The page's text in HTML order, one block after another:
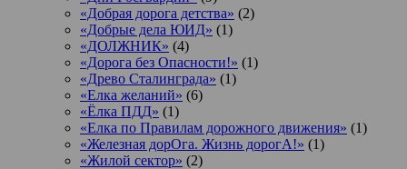
«Добрая дорога детства» (2)
«Добрые дела ЮИД» (1)
«ДОЛЖНИК» (4)
«Дорога без Опасности!» (1)
«Древо Сталинграда» (1)
«Елка желаний» (6)
«Ёлка ПДД» (1)
«Елка по Правилам дорожного движения» (1)
«Железная дорОга. Жизнь дорогА!» (1)
«Жилой сектор» (2)